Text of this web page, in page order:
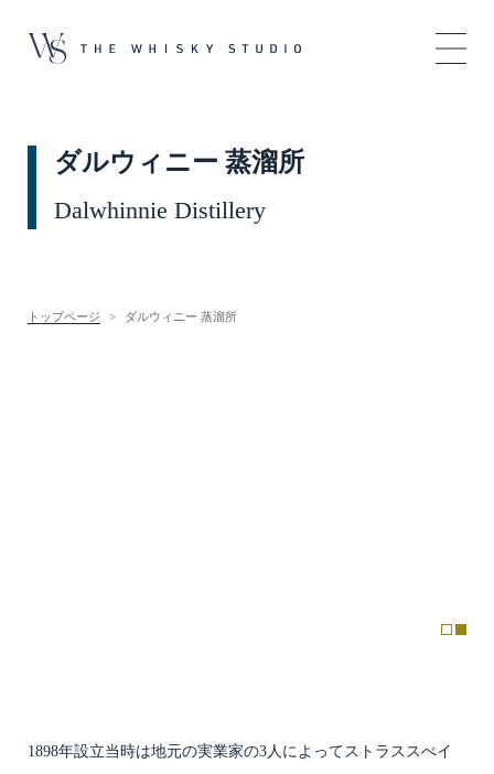
ダルウィニー 蒸溜所
Dalwhinnie Distillery
トップページ ダルウィニー 蒸溜所
1898年設立当時は地元の実業家の3人によってストラススぺイ